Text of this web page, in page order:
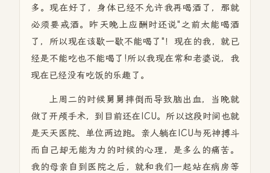
多。现在好了，身体已经不允许我再喝酒了，那就
必须要戒酒。昨天晚上应酬时还说"之前太能喝酒
了，所以现在该歇一歇不能喝了"！现在的我，就已
经是不能吃也不能喝了!所以我现在常和老婆说，我
现在已经没有吃饭的乐趣了。
上周二的时候舅舅摔倒而导致脑出血，当晚就
做了开颅手术，到目前还在ICU。所以这段时间也就
是天天医院、单位两边跑。亲人躺在ICU与死神搏斗
而自己却无能为力的时候的心理，是多么的痛苦。
我的母亲自到医院之后，就和我们一起站在病房等